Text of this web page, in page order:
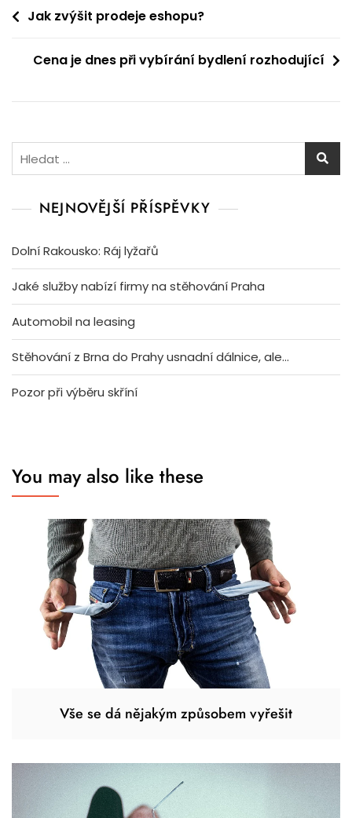
Navigace
příspěvek
Jak zvýšit prodeje eshopu?
Cena je dnes při vybírání bydlení rozhodující
NEJNOVĚJŠÍ PŘÍSPĚVKY
Dolní Rakousko: Ráj lyžařů
Jaké služby nabízí firmy na stěhování Praha
Automobil na leasing
Stěhování z Brna do Prahy usnadní dálnice, ale…
Pozor při výběru skříní
You may also like these
Vše se dá nějakým způsobem vyřešit